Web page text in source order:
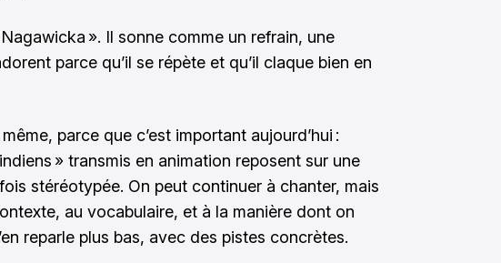
». Il sonne comme un refrain, une
parce qu’il se répète et qu’il claque bien en
parce que c’est important aujourd’hui :
» transmis en animation reposent sur une
stéréotypée. On peut continuer à chanter, mais
au vocabulaire, et à la manière dont on
reparle plus bas, avec des pistes concrètes.